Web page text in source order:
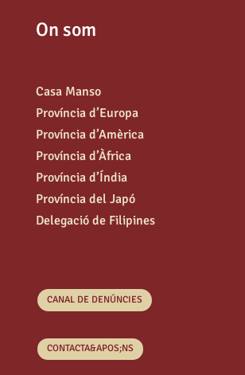
On som
Casa Manso
Província d’Europa
Província d’Amèrica
Província d’Àfrica
Província d’Índia
Província del Japó
Delegació de Filipines
CANAL DE DENÚNCIES
CONTACTA&APOS;NS